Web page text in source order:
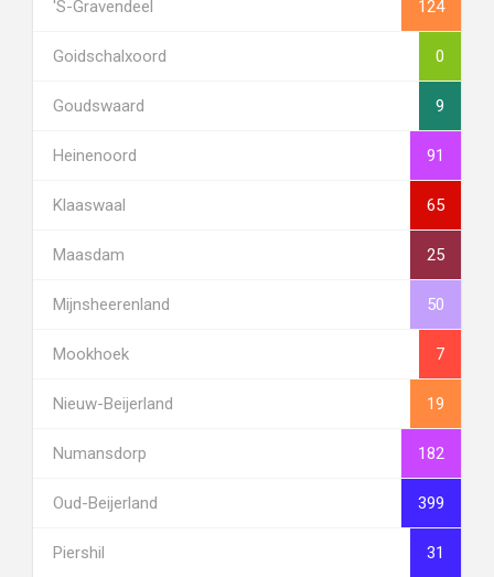
's-Gravendeel 124
Goidschalxoord 0
Goudswaard 9
Heinenoord 91
Klaaswaal 65
Maasdam 25
Mijnsheerenland 50
Mookhoek 7
Nieuw-Beijerland 19
Numansdorp 182
Oud-Beijerland 399
Piershil 31